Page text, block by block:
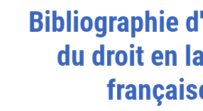
Bibliographie
du droit en